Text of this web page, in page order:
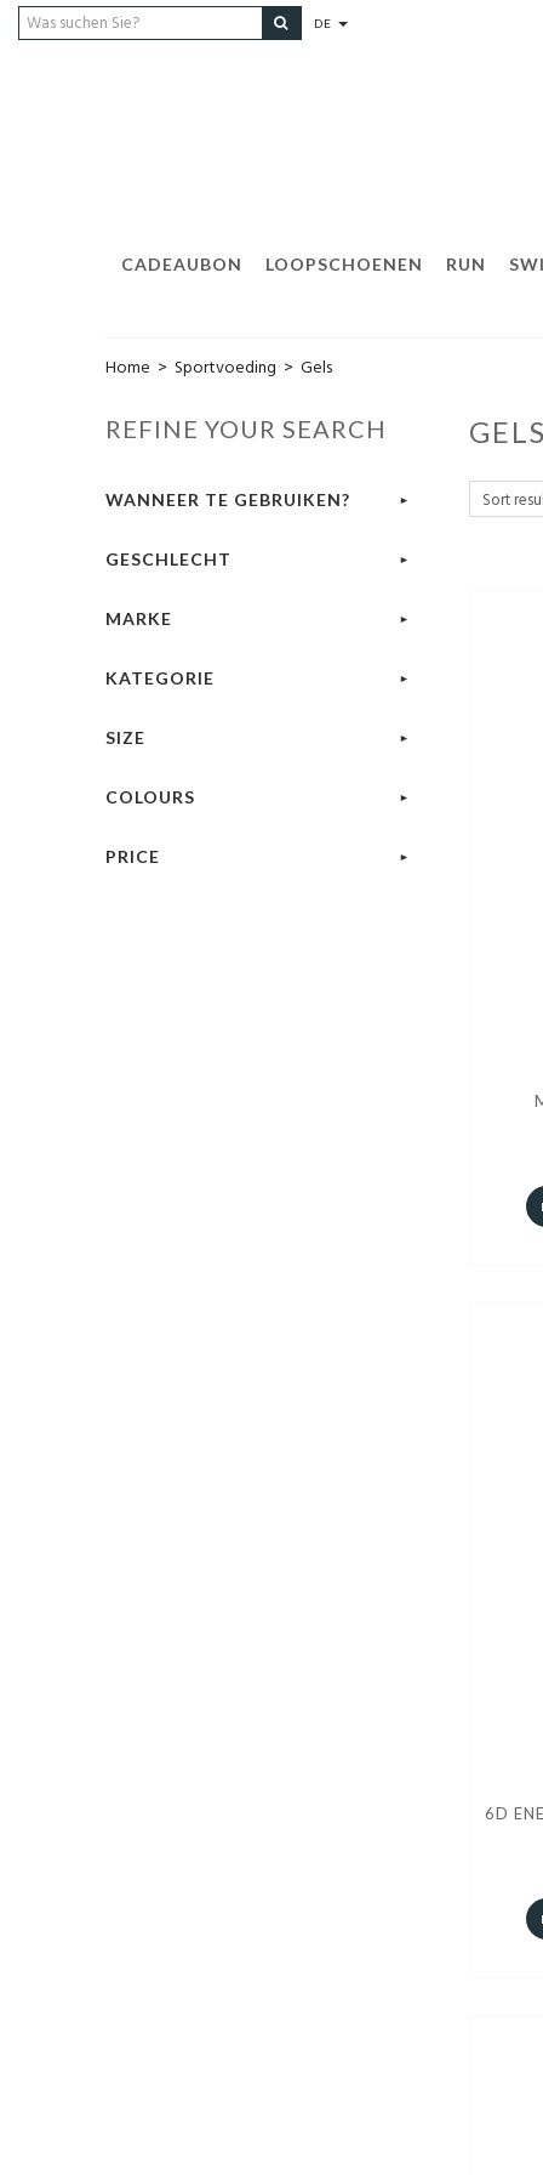
DE
CADEAUBON LOOPSCHOENEN RUN
Home > Sportvoeding > Gels
REFINE YOUR SEARCH
WANNEER TE GEBRUIKEN?
GESCHLECHT
MARKE
KATEGORIE
SIZE
COLOURS
PRICE
6D